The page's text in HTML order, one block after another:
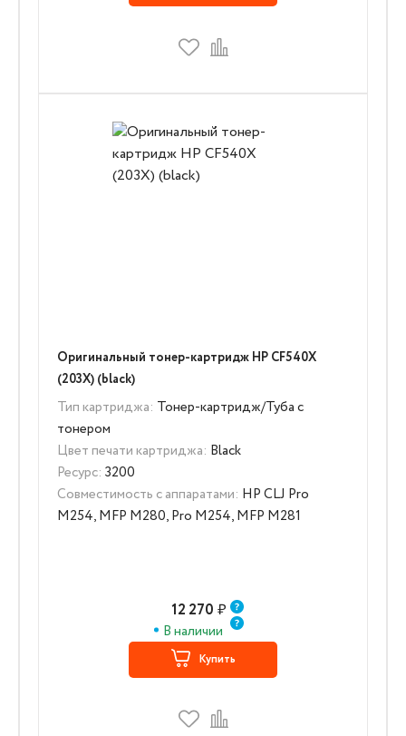
Оригинальный тонер-картридж HP CF540X
(203X) (black)
Тип картриджа: Тонер-картридж/Туба с
тонером
Цвет печати картриджа: Black
Ресурс: 3200
Совместимость с аппаратами: HP CLJ Pro
M254, MFP M280, Pro M254, MFP M281
12 270 ₽
В наличии
Купить